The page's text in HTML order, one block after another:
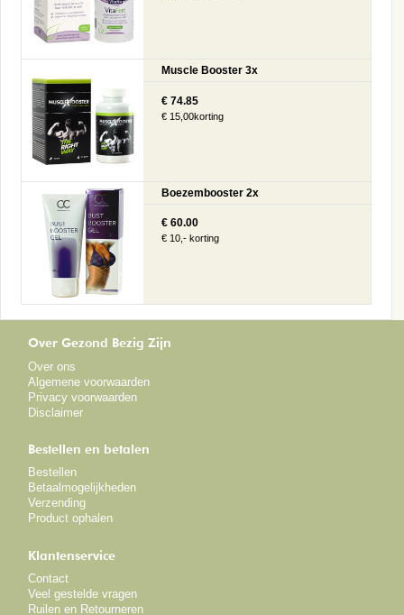
Muscle Booster 3x
€ 74.85
€ 15,00korting
Boezembooster 2x
€ 60.00
€ 10,- korting
Over Gezond Bezig Zijn
Over ons
Algemene voorwaarden
Privacy voorwaarden
Disclaimer
Bestellen en betalen
Bestellen
Betaalmogelijkheden
Verzending
Product ophalen
Klantenservice
Contact
Veel gestelde vragen
Ruilen en Retourneren